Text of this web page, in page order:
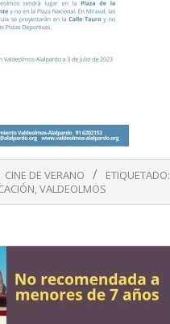
CINE DE VERANO ETIQUETADO:
,VALDEOLMOS